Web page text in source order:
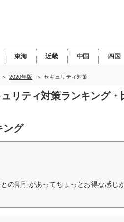
東海 近畿 中国 四国
2020年版 セキュリティ対策
リティ対策ランキング・
ング
の割引があってちょっとお得な感じが